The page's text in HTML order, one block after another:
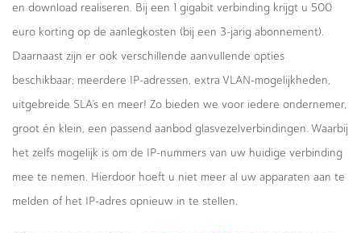
en download realiseren. Bij een 1 gigabit verbinding krijgt u 500
euro korting op de aanlegkosten (bij een 3-jarig abonnement).
Daarnaast zijn er ook verschillende aanvullende opties
beschikbaar; meerdere IP-adressen, extra VLAN-mogelijkheden,
uitgebreide SLA’s en meer! Zo bieden we voor iedere ondernemer,
groot én klein, een passend aanbod glasvezelverbindingen. Waarbij
het zelfs mogelijk is om de IP-nummers van uw huidige verbinding
mee te nemen. Hierdoor hoeft u niet meer al uw apparaten aan te
melden of het IP-adres opnieuw in te stellen.